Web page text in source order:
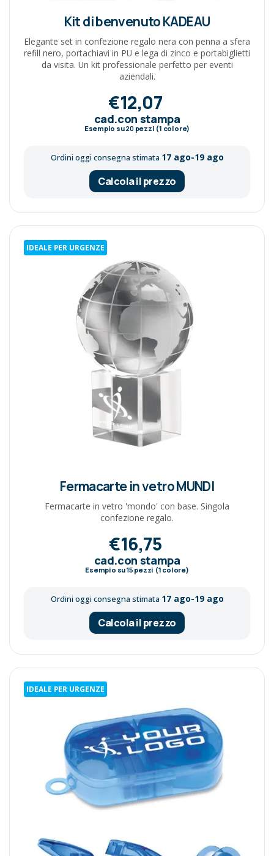
Kit di benvenuto KADEAU
Elegante set in confezione regalo nera con penna a sfera
refill nero, portachiavi in PU e lega di zinco e portabiglietti
da visita. Un kit professionale perfetto per eventi
aziendali.
€12,07
cad.con stampa
Esempio su20pezzi (1 colore)
Ordini oggi consegna stimata 17 ago-19 ago
Calcola il prezzo
IDEALE PER URGENZE
Fermacarte in vetro MUNDI
Fermacarte in vetro 'mondo' con base. Singola
confezione regalo.
€16,75
cad.con stampa
Esempio su15 pezzi (1 colore)
Ordini oggi consegna stimata 17 ago-19 ago
Calcola il prezzo
IDEALE PER URGENZE